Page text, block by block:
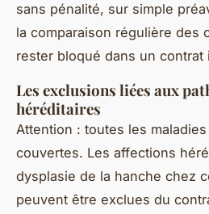
sans pénalité, sur simple
la comparaison régulière des
rester bloqué dans un contrat
Les exclusions liées aux
héréditaires
Attention : toutes les
couvertes. Les affections
dysplasie de la hanche chez
peuvent être exclues du